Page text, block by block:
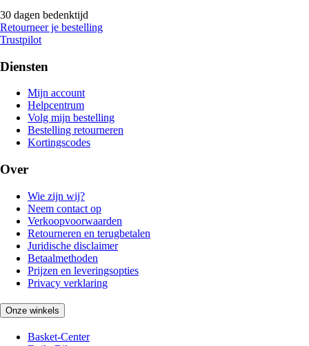
30 dagen bedenktijd
Retourneer je bestelling
Trustpilot
Diensten
Mijn account
Helpcentrum
Volg mijn bestelling
Bestelling retourneren
Kortingscodes
Over
Wie zijn wij?
Neem contact op
Verkoopvoorwaarden
Retourneren en terugbetalen
Juridische disclaimer
Betaalmethoden
Prijzen en leveringsopties
Privacy verklaring
Onze winkels
Basket-Center